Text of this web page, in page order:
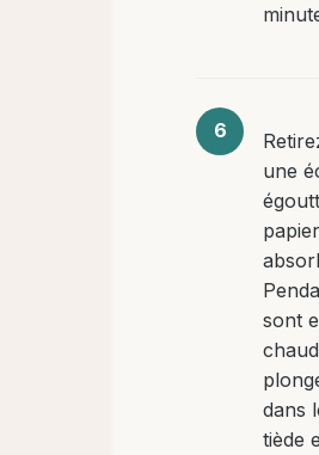
une
papier
sont
dans
tiède